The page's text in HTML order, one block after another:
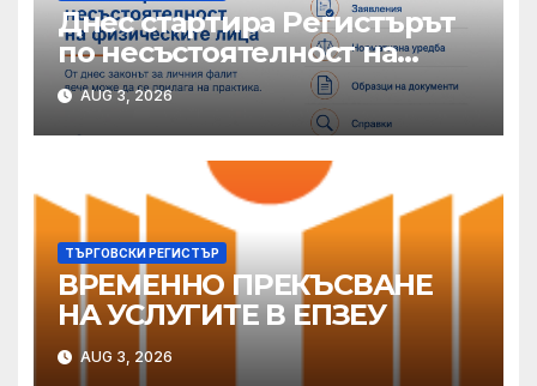
Днес стартира Регистърът
по несъстоятелност на
физическите лица
AUG 3, 2026
ТЪРГОВСКИ РЕГИСТЪР
ВРЕМЕННО ПРЕКЪСВАНЕ
НА УСЛУГИТЕ В ЕПЗЕУ
AUG 3, 2026